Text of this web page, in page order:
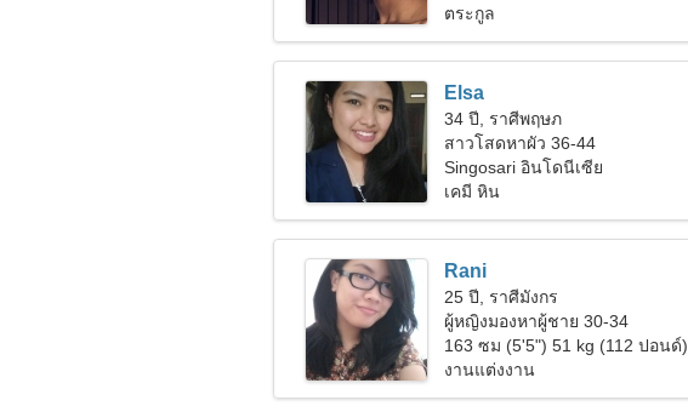
ตระกูล
Elsa
34 ปี, ราศีพฤษภ
สาวโสดหาผัว 36-44
Singosari อินโดนีเซีย
เคมี หิน
Rani
25 ปี, ราศีมังกร
ผู้หญิงมองหาผู้ชาย 30-34
163 ซม (5'5") 51 kg (112 ปอนด์)
งานแต่งงาน